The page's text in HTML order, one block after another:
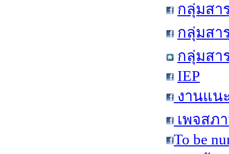
กลุ่มสา
กลุ่มสา
กลุ่มสา
IEP
งานแน
เพจสภ
To be